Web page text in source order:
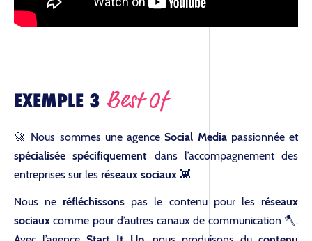
EXEMPLE 3 Best Of
🚀 Nous sommes une agenceSocial Mediapassionnée et
spécialisée spécifiquement dans l’accompagnement des
entreprises sur les réseaux sociaux 👾
Nous ne réfléchissons pas le contenu pour les réseaux
sociauxcomme pour d’autres canaux de communication 🪓.